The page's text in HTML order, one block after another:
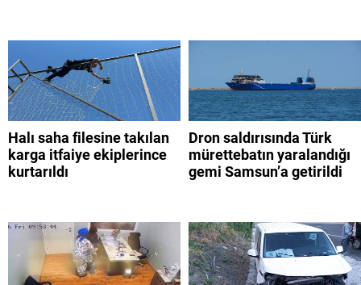
Halı saha filesine takılan
karga itfaiye ekiplerince
kurtarıldı
Dron saldırısında Türk
mürettebatın yaralandığı
gemi Samsun’a getirildi